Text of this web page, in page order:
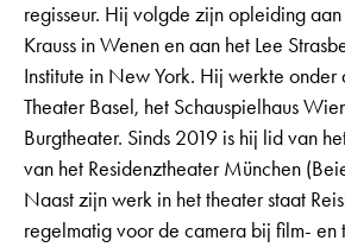
regisseur. Hij volgde zijn opleiding
Krauss in Wenen en aan het Lee
Institute in New York. Hij werkte onder
Theater Basel, het Schauspielhaus
Burgtheater. Sinds 2019 is hij lid van
van het Residenztheater München
Naast zijn werk in het theater staat
regelmatig voor de camera bij film- en